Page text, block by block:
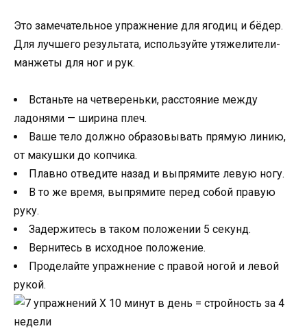
Это замечательное упражнение для ягодиц и бёдер.
Для лучшего результата, используйте утяжелители-
манжеты для ног и рук.
Встаньте на четвереньки, расстояние между
ладонями — ширина плеч.
Ваше тело должно образовывать прямую линию,
от макушки до копчика.
Плавно отведите назад и выпрямите левую ногу.
В то же время, выпрямите перед собой правую
руку.
Задержитесь в таком положении 5 секунд.
Вернитесь в исходное положение.
Проделайте упражнение с правой ногой и левой
рукой.